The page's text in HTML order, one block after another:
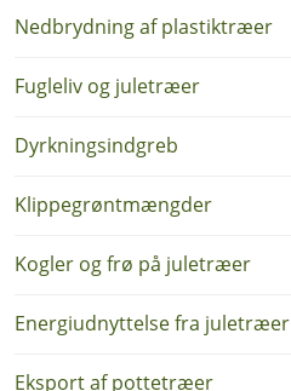
Nedbrydning af plastiktræer
Fugleliv og juletræer
Dyrkningsindgreb
Klippegrøntmængder
Kogler og frø på juletræer
Energiudnyttelse fra juletræer
Eksport af pottetræer